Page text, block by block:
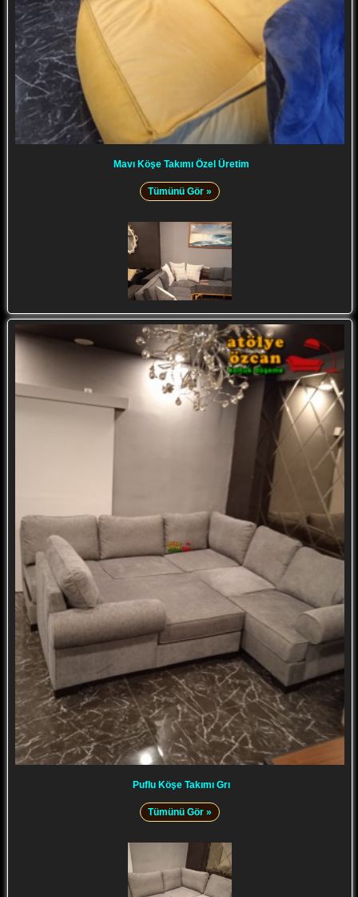
Mavı Köşe Takımı Özel Üretim
Tümünü Gör »
Puflu Köşe Takımı Grı
Tümünü Gör »